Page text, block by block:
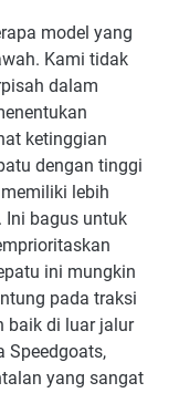
model yang
Kami tidak
dalam
ketinggian
dengan tinggi
lebih
Ini bagus untuk
ini mungkin
pada traksi
baik di luar jalur
Speedgoats,
yang sangat